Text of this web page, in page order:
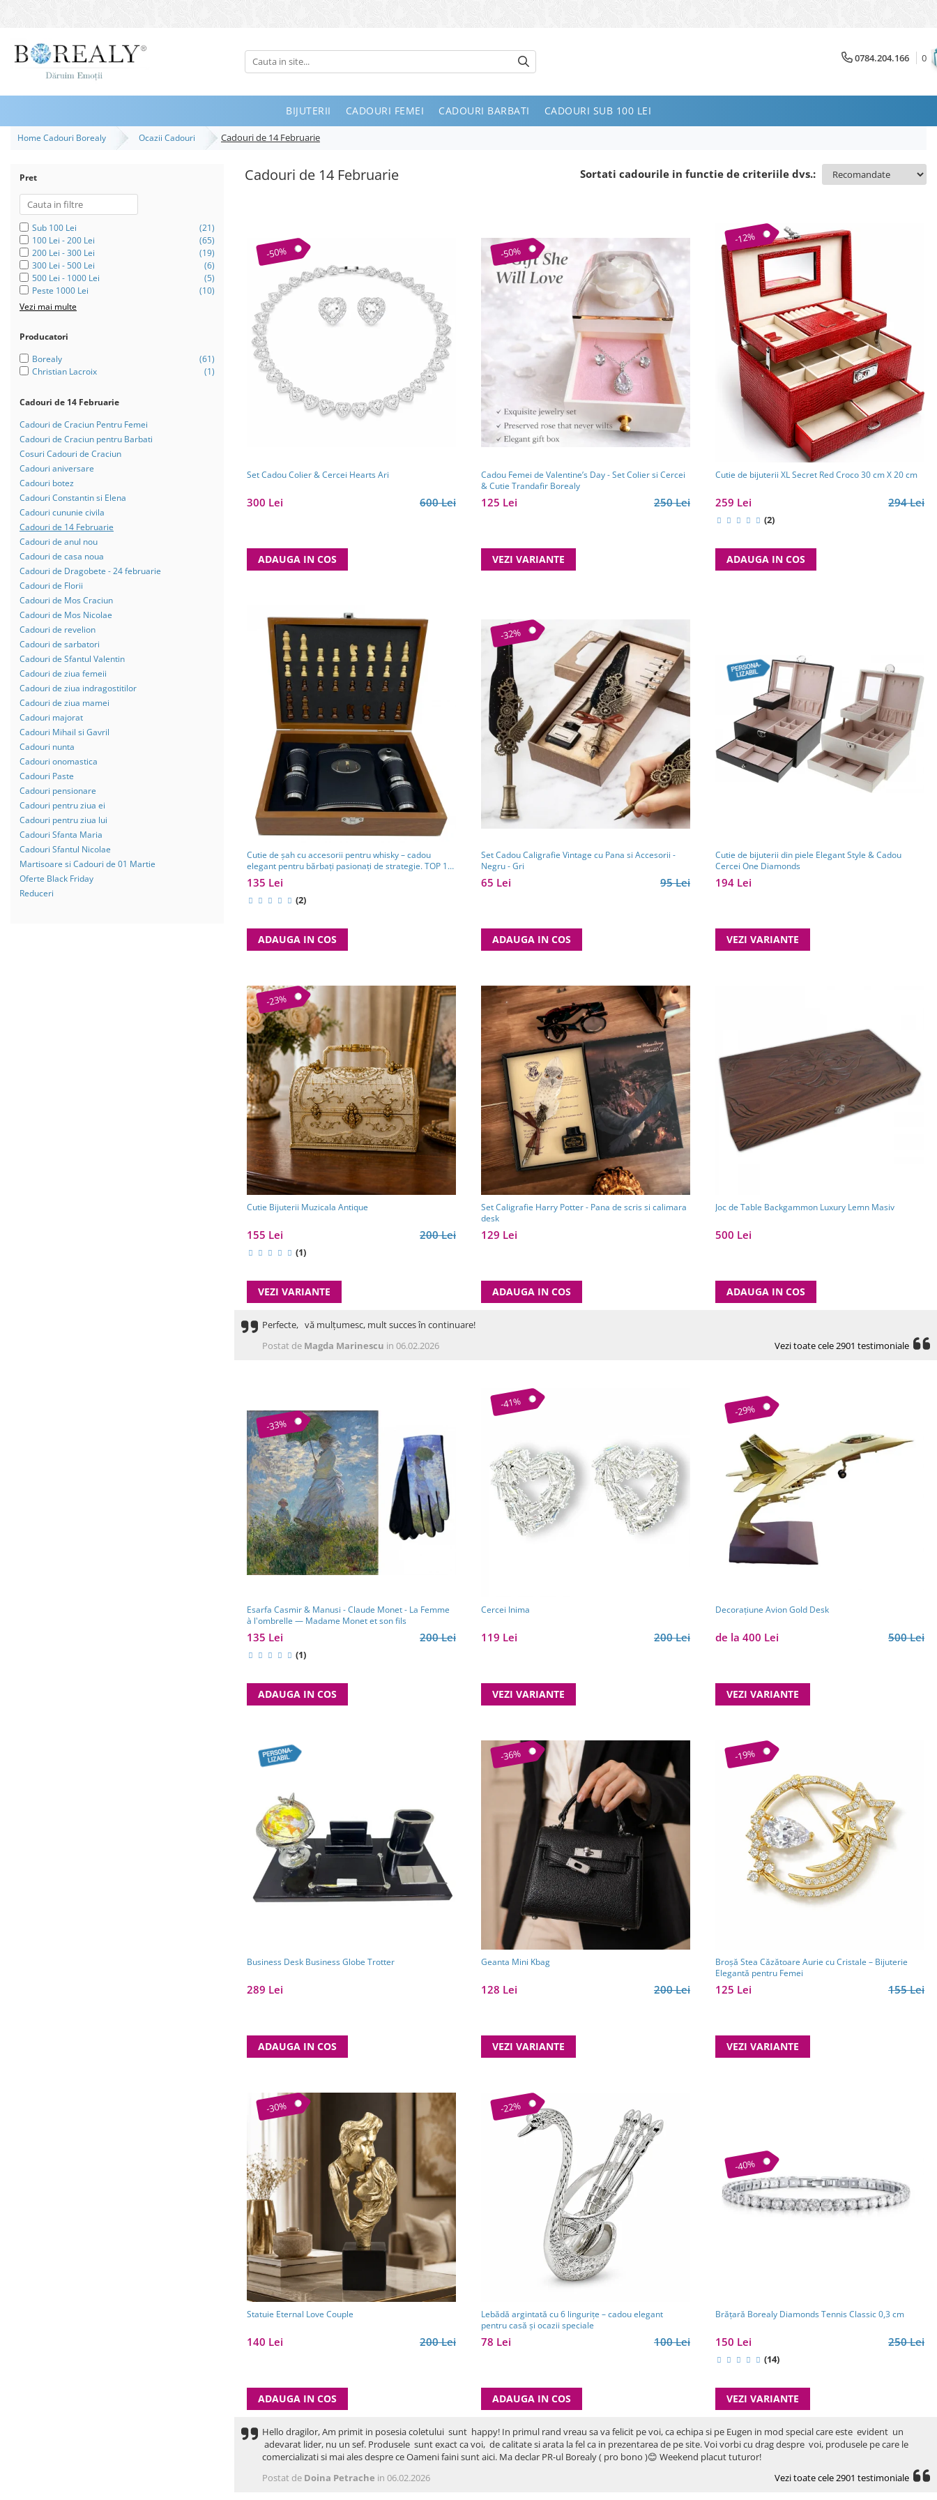
Bijuterii
Inele
Bratari
Seturi
Brose
Tiare
Destinatari
Bijuterii Femei
Bijuterii Copii
Bijuterii Mirese
Selectii
Reduceri
Cele mai noi
Cele mai vandute
Cele mai votate
Cu video
Pret
0 Lei - 100 Lei
100 Lei - 200 Lei
200 Lei - 300 Lei
300 Lei - 500 Lei
500 Lei - 1000 Lei
1000 Lei +
0784.204.166 0
BIJUTERII CADOURI FEMEI CADOURI BARBATI CADOURI SUB 100 LEI
Home Cadouri Borealy Ocazii Cadouri Cadouri de 14 Februarie
Cadouri de 14 Februarie Sortati cadourile in functie de criteriile dvs.:
Pret
Sub 100 Lei
(21)
100 Lei - 200 Lei
(65)
200 Lei - 300 Lei
(19)
300 Lei - 500 Lei
(6)
500 Lei - 1000 Lei
(5)
Peste 1000 Lei
(10)
Vezi mai multe
Producatori
Borealy
(61)
Christian Lacroix
(1)
Cadouri de 14 Februarie
Cadouri de Craciun Pentru Femei
Cadouri de Craciun pentru Barbati
Cosuri Cadouri de Craciun
Cadouri aniversare
Cadouri botez
Cadouri Constantin si Elena
Cadouri cununie civila
Cadouri de 14 Februarie
Cadouri de anul nou
Cadouri de casa noua
Cadouri de Dragobete - 24 februarie
Cadouri de Florii
Cadouri de Mos Craciun
Cadouri de Mos Nicolae
Cadouri de revelion
Cadouri de sarbatori
Cadouri de Sfantul Valentin
Cadouri de ziua femeii
Cadouri de ziua indragostitilor
Cadouri de ziua mamei
Cadouri majorat
Cadouri Mihail si Gavril
Cadouri nunta
Cadouri onomastica
Cadouri Paste
Cadouri pensionare
Cadouri pentru ziua ei
Cadouri pentru ziua lui
Cadouri Sfanta Maria
Cadouri Sfantul Nicolae
Martisoare si Cadouri de 01 Martie
Oferte Black Friday
Reduceri
-50%
Set Cadou Colier & Cercei Hearts Ari
600 Lei
300 Lei
ADAUGA IN COS
-50%
Cadou Femei de Valentine’s Day - Set Colier si Cercei
& Cutie Trandafir Borealy
250 Lei
125 Lei
VEZI VARIANTE
-12%
Cutie de bijuterii XL Secret Red Croco 30 cm X 20 cm
294 Lei
259 Lei
(2)
ADAUGA IN COS
Cutie de șah cu accesorii pentru whisky – cadou
elegant pentru bărbați pasionați de strategie. TOP 10
Cadouri Barbati
135 Lei
(2)
ADAUGA IN COS
-32%
Set Cadou Caligrafie Vintage cu Pana si Accesorii -
Negru - Gri
95 Lei
65 Lei
ADAUGA IN COS
Cutie de bijuterii din piele Elegant Style & Cadou
Cercei One Diamonds
194 Lei
VEZI VARIANTE
-23%
Cutie Bijuterii Muzicala Antique
200 Lei
155 Lei
(1)
VEZI VARIANTE
Set Caligrafie Harry Potter - Pana de scris si calimara
desk
129 Lei
ADAUGA IN COS
Joc de Table Backgammon Luxury Lemn Masiv
500 Lei
ADAUGA IN COS
Perfecte, vă mulțumesc, mult succes în continuare!
Postat de Magda Marinescu in 06.02.2026 Vezi toate cele 2901 testimoniale
-33%
Esarfa Casmir & Manusi - Claude Monet - La Femme
à l'ombrelle — Madame Monet et son fils
200 Lei
135 Lei
(1)
ADAUGA IN COS
-41%
Cercei Inima
200 Lei
119 Lei
VEZI VARIANTE
-29%
Decorațiune Avion Gold Desk
500 Lei
de la 400 Lei
VEZI VARIANTE
Business Desk Business Globe Trotter
289 Lei
ADAUGA IN COS
-36%
Geanta Mini Kbag
200 Lei
128 Lei
VEZI VARIANTE
-19%
Broșă Stea Căzătoare Aurie cu Cristale – Bijuterie
Elegantă pentru Femei
155 Lei
125 Lei
VEZI VARIANTE
-30%
Statuie Eternal Love Couple
200 Lei
140 Lei
ADAUGA IN COS
-22%
Lebădă argintată cu 6 lingurițe – cadou elegant
pentru casă și ocazii speciale
100 Lei
78 Lei
ADAUGA IN COS
-40%
Brăţară Borealy Diamonds Tennis Classic 0,3 cm
250 Lei
150 Lei
(14)
VEZI VARIANTE
Hello dragilor, Am primit in posesia coletului sunt happy! In primul rand vreau sa va felicit pe voi, ca echipa si pe Eugen in mod special care este evident un
adevarat lider, nu un sef. Produsele sunt exact ca voi, de calitate si arata la fel ca in prezentarea de pe site. Voi vorbi cu drag despre voi, produsele pe care le
comercializati si mai ales despre ce Oameni faini sunt aici. Ma declar PR-ul Borealy ( pro bono )😊 Weekend placut tuturor!
Postat de Doina Petrache in 06.02.2026 Vezi toate cele 2901 testimoniale